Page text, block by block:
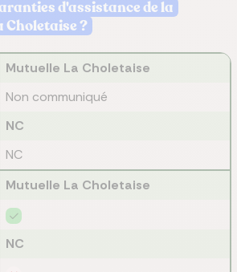
d'assistance de la
Choletaise ?
Mutuelle La Choletaise
Non communiqué
NC
NC
Mutuelle La Choletaise
NC